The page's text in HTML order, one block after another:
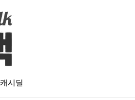
캐시딜